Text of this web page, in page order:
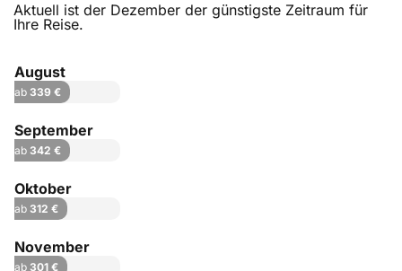
Aktuell ist der Dezember der günstigste Zeitraum für
Ihre Reise.
August
ab 339 €
September
ab 342 €
Oktober
ab 312 €
November
ab 301 €